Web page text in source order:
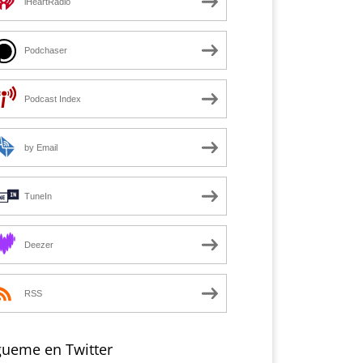
Podchaser
Podcast Index
by Email
TuneIn
Deezer
RSS
en Twitter